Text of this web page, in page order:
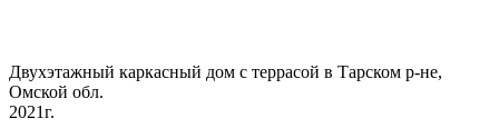
Двухэтажный каркасный дом с террасой в Тарском р-не,
Омской обл.
2021г.